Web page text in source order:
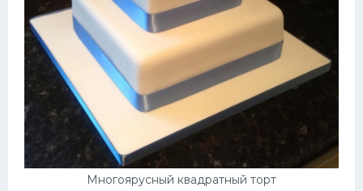
Многоярусный квадратный торт